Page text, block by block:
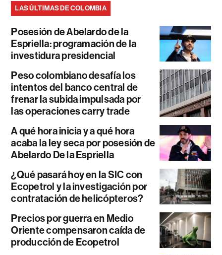
LAS ÚLTIMAS DE COLOMBIA
Posesión de Abelardo de la
Espriella: programación de la
investidura presidencial
Peso colombiano desafía los
intentos del banco central de
frenar la subida impulsada por
las operaciones carry trade
A qué hora inicia y a qué hora
acaba la ley seca por posesión de
Abelardo De la Espriella
¿Qué pasará hoy en la SIC con
Ecopetrol y la investigación por
contratación de helicópteros?
Precios por guerra en Medio
Oriente compensaron caída de
producción de Ecopetrol